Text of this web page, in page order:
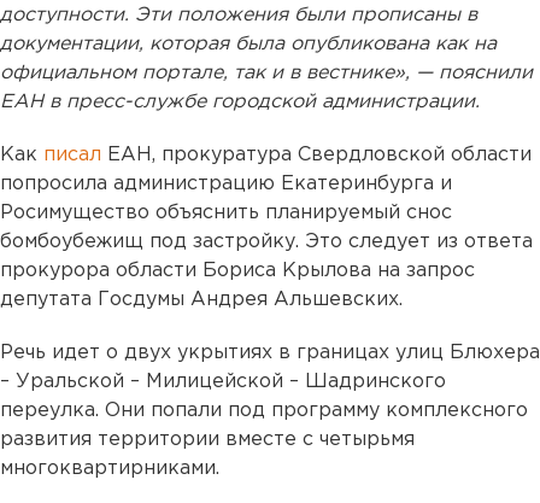
доступности. Эти положения были прописаны в
документации, которая была опубликована как на
официальном портале, так и в вестнике», — пояснили
ЕАН в пресс-службе городской администрации.
Как писал ЕАН, прокуратура Свердловской области
попросила администрацию Екатеринбурга и
Росимущество объяснить планируемый снос
бомбоубежищ под застройку. Это следует из ответа
прокурора области Бориса Крылова на запрос
депутата Госдумы Андрея Альшевских.
Речь идет о двух укрытиях в границах улиц Блюхера
– Уральской – Милицейской – Шадринского
переулка. Они попали под программу комплексного
развития территории вместе с четырьмя
многоквартирниками.